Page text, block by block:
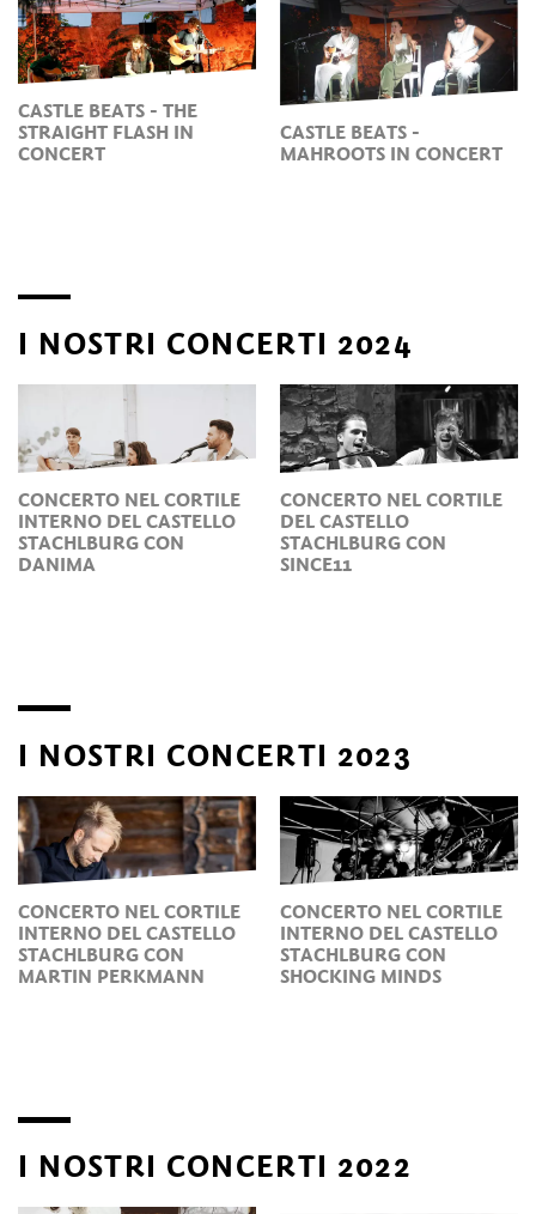
CASTLE BEATS - THE
STRAIGHT FLASH IN
CONCERT
CASTLE BEATS -
MAHROOTS IN CONCERT
I NOSTRI CONCERTI 2024
CONCERTO NEL CORTILE
INTERNO DEL CASTELLO
STACHLBURG CON
DANIMA
CONCERTO NEL CORTILE
DEL CASTELLO
STACHLBURG CON
SINCE11
I NOSTRI CONCERTI 2023
CONCERTO NEL CORTILE
INTERNO DEL CASTELLO
STACHLBURG CON
MARTIN PERKMANN
CONCERTO NEL CORTILE
INTERNO DEL CASTELLO
STACHLBURG CON
SHOCKING MINDS
I NOSTRI CONCERTI 2022